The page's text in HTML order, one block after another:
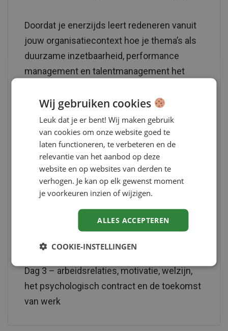
Doordat je enerzijds leert redeneren vanuit
jouw organisatiecontext hoe je thema’s als
duurzame inzetbaarheid, performance
management en talentmanagement het
geïnspireerd wordt door hoe andere
deelnemers dit in hun organisatie
aanpakken, krijg je op de laatste
wetenschappelijke inzichten gebaseerde
inzichten en handvatten waar je direct in je
eigen organisatie mee aan de slag kunt.
Dag 1 – algemene introductie van
Dag 2 – diversiteitsmanagement en
Dag 3 – arbeidsrelaties, motivatie, welzijn,
het psychologisch contract en de toekomst
van werk
Wij gebruiken cookies
Leuk dat je er bent! Wij maken gebruik
van cookies om onze website goed te
laten functioneren, te verbeteren en de
relevantie van het aanbod op deze
website en op websites van derden te
verhogen. Je kan op elk gewenst moment
je voorkeuren inzien of wijzigen.
ALLES ACCEPTEREN
COOKIE-INSTELLINGEN